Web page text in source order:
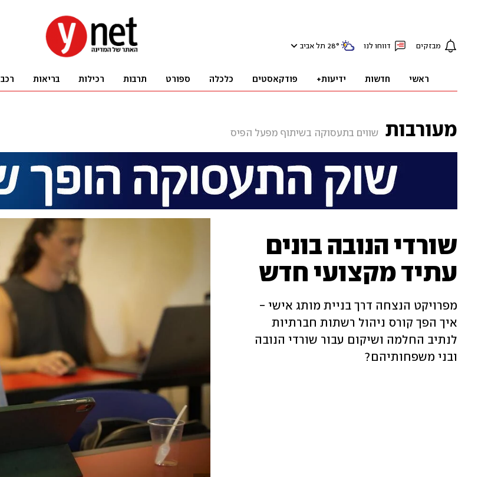
מבזקים דווחו לנו 28° תל אביב
ראשי חדשות ידיעות+ פודקאסטים כלכלה ספורט תרבות רכילות בריאות רכב
מעורבות שווים בתעסוקה בשיתוף מפעל הפיס
שורדי הנובה בונים
עתיד מקצועי חדש
מפרויקט הנצחה דרך בניית מותג אישי -
איך הפך קורס ניהול רשתות חברתיות
לנתיב החלמה ושיקום עבור שורדי הנובה
ובני משפחותיהם?